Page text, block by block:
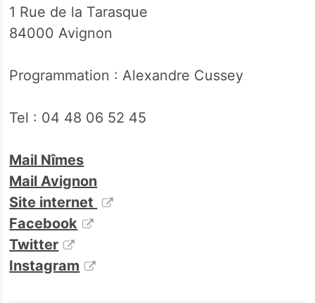
1 Rue de la Tarasque
84000 Avignon
Programmation : Alexandre Cussey
Tel : 04 48 06 52 45
Mail Nîmes
Mail Avignon
Site internet
Facebook
Twitter
Instagram